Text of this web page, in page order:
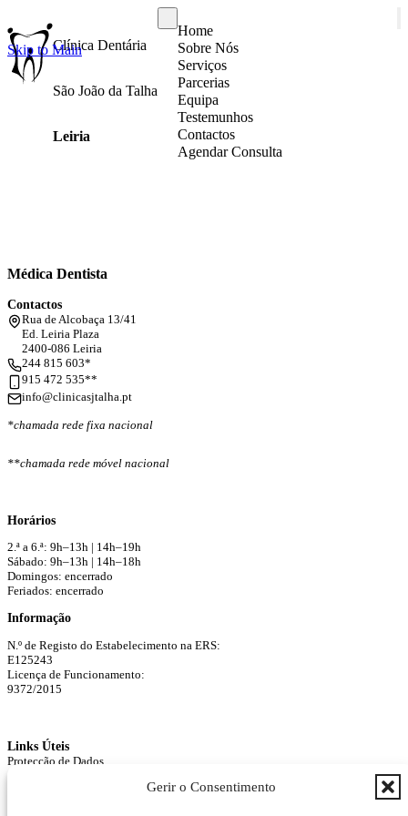
Gerir o Consentimento
Skip to MainClínica Dentária
São João da Talha
Leiria
Home
Sobre Nós
Serviços
Parcerias
Equipa
Testemunhos
Contactos
Agendar Consulta
Médica Dentista
Contactos
Rua de Alcobaça 13/41
Ed. Leiria Plaza
2400-086 Leiria
244 815 603*
915 472 535**
info@clinicasjtalha.pt
*chamada rede fixa nacional
**chamada rede móvel nacional
Horários
2.ª a 6.ª: 9h–13h | 14h–19h
Sábado: 9h–13h | 14h–18h
Domingos: encerrado
Feriados: encerrado
Informação
N.º de Registo do Estabelecimento na ERS:
E125243
Licença de Funcionamento:
9372/2015
Links Úteis
Protecção de Dados